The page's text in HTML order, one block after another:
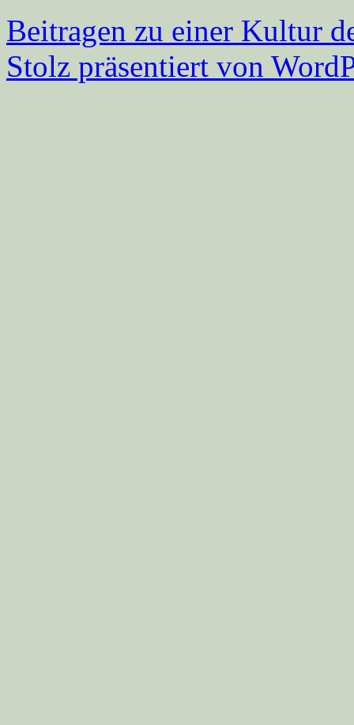
Beitragen zu einer Kultur
Stolz präsentiert von